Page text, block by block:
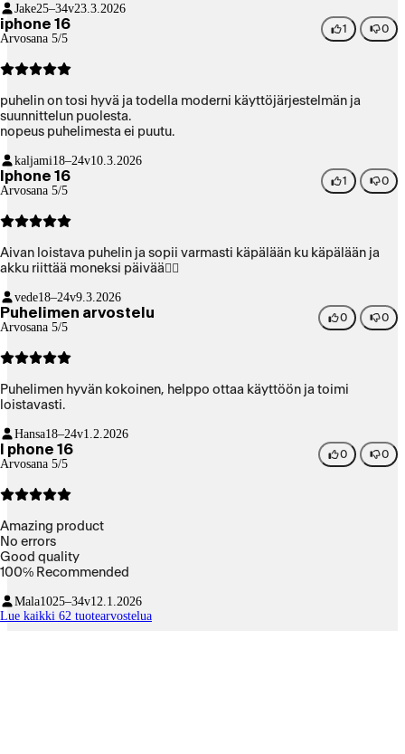
mutta eivät halua maksaa hirveitä summia tuotteesta.
Jake25–34v23.3.2026
iphone 16
Arvosana 5/5
1 0
puhelin on tosi hyvä ja todella moderni käyttöjärjestelmän ja
suunnittelun puolesta.
nopeus puhelimesta ei puutu.
kaljami18–24v10.3.2026
Iphone 16
Arvosana 5/5
1 0
Aivan loistava puhelin ja sopii varmasti käpälään ku käpälään ja
akku riittää moneksi päivää👌🏼
vede18–24v9.3.2026
Puhelimen arvostelu
Arvosana 5/5
0 0
Puhelimen hyvän kokoinen, helppo ottaa käyttöön ja toimi
loistavasti.
Hansa18–24v1.2.2026
I phone 16
Arvosana 5/5
0 0
Amazing product
No errors
Good quality
100℅ Recommended
Mala1025–34v12.1.2026
Lue kaikki 62 tuotearvostelua